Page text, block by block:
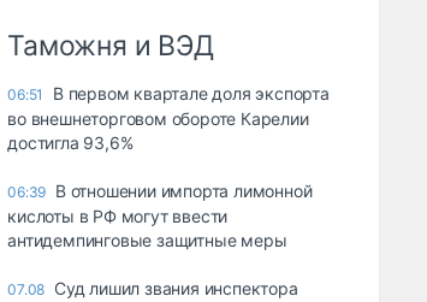
Таможня и ВЭД
06:51
В первом квартале доля экспорта
во внешнеторговом обороте Карелии
достигла 93,6%
06:39 В отношении импорта лимонной
кислоты в РФ могут ввести
антидемпинговые защитные меры
07.08 Суд лишил звания инспектора